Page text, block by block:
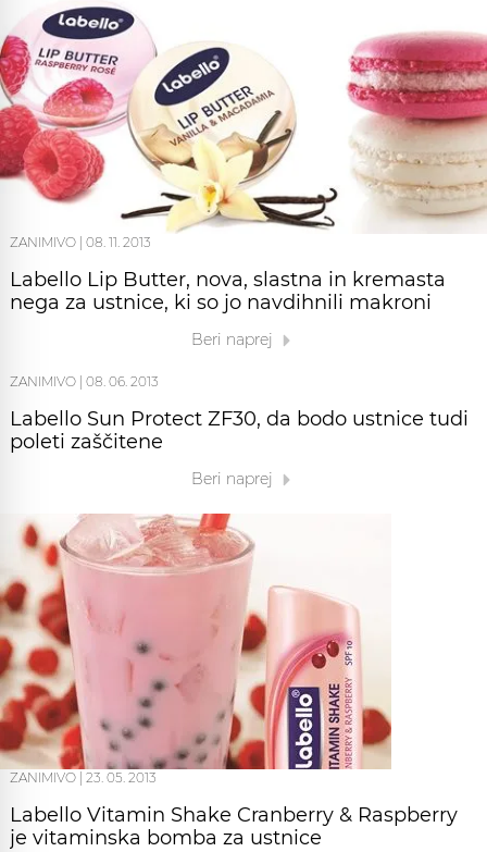
ZANIMIVO | 08. 11. 2013
Labello Lip Butter, nova, slastna in kremasta
nega za ustnice, ki so jo navdihnili makroni
Beri naprej
ZANIMIVO 08. 06. 2013
Labello Sun Protect ZF30, da bodo ustnice tudi
poleti zaščitene
Beri naprej
ZANIMIVO 23. 05. 2013
Labello Vitamin Shake Cranberry & Raspberry
je vitaminska bomba za ustnice